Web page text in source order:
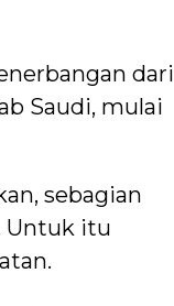
dari
Saudi, mulai
sebagian
Untuk itu